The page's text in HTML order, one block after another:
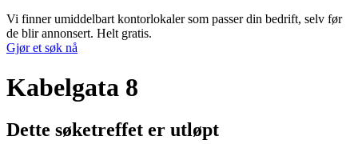
Vi finner umiddelbart kontorlokaler som passer din bedrift, selv før
de blir annonsert. Helt gratis.
Gjør et søk nå
Kabelgata 8
Dette søketreffet er utløpt